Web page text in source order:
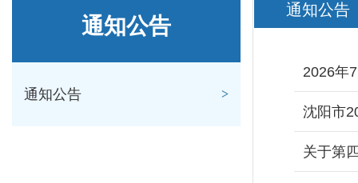
通知公告
通知公告
通知公告
2026年
沈阳市
关于第